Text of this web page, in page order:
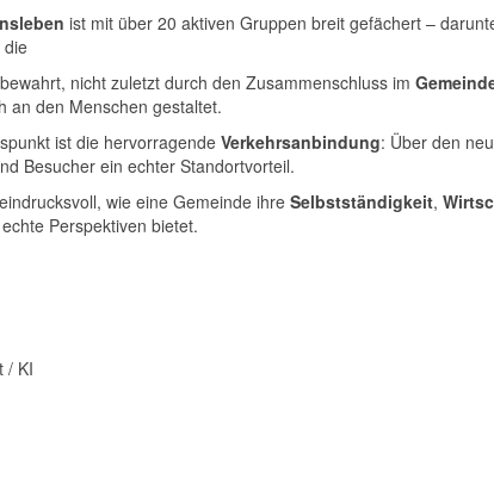
ist mit über 20 aktiven Gruppen breit gefächert –
die
nicht zuletzt durch den Zusammenschluss im
an den Menschen gestaltet.
ist die hervorragende Verkehrsanbindung: Über den
Besucher ein echter Standortvorteil.
wie eine Gemeinde ihre Selbstständigkeit,
Perspektiven bietet.
/ KI